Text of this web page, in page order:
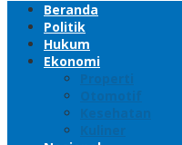
Beranda
Politik
Hukum
Ekonomi
Properti
Otomotif
Kesehatan
Kuliner